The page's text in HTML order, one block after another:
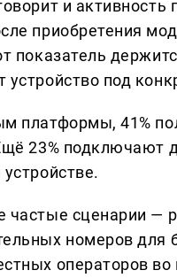
и активность
приобретения
показатель
устройство под
платформы, 41%
23% подключают
частые сценарии —
номеров для
операторов во